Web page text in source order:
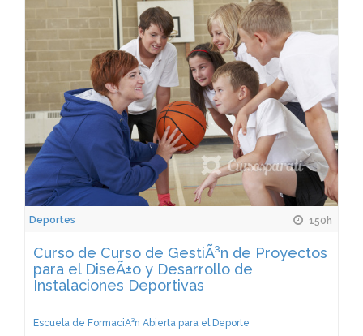
Deportes 150h
Curso de Curso de GestiÃ³n de Proyectos
para el DiseÃ±o y Desarrollo de
Instalaciones Deportivas
Escuela de FormaciÃ³n Abierta para el Deporte